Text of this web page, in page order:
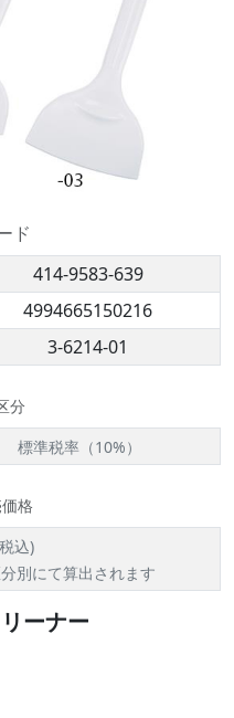
ド
414-9583-639
4994665150216
3-6214-01
分
標準税率（10%）
格
込)
別にて算出されます
ーナー